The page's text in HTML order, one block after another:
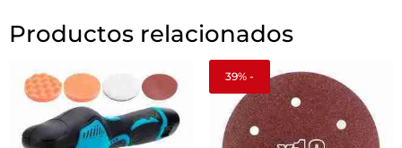
Productos relacionados
39% -